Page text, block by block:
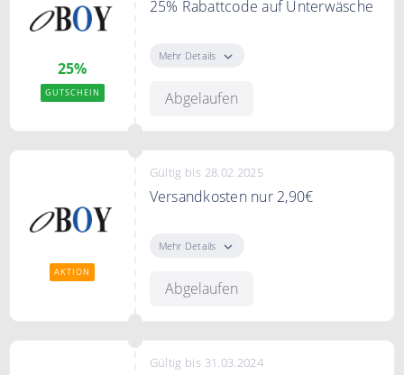
25%
GUTSCHEIN
25% Rabattcode auf Unterwäsche
Unterwäsche
Bedingungen
Ab 100€ Bestellwert.
Mehr Details
Abgelaufen
AKTION
Gültig bis 28.02.2025
Versandkosten nur 2,90€
2,90€ und bei Teillieferungen
Versandkosten.
Mehr Details
Abgelaufen
Gültig bis 31.03.2024